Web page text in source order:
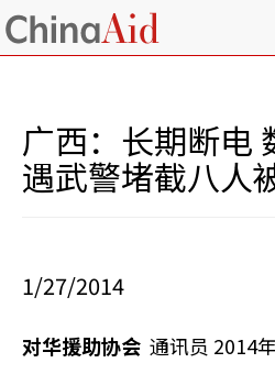
广西：长期断电
遇武警堵截八人
1/27/2014
对华援助协会 通讯员 2014